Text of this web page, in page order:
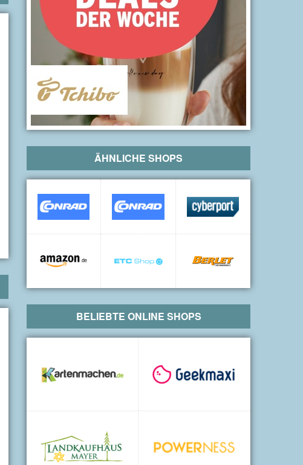
ÄHNLICHE SHOPS
BELIEBTE ONLINE SHOPS